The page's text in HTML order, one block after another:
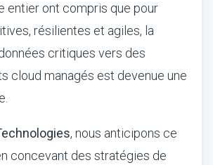
entier ont compris que pour
résilientes et agiles, la
critiques vers des
cloud managés est devenue une
, nous anticipons ce
concevant des stratégies de